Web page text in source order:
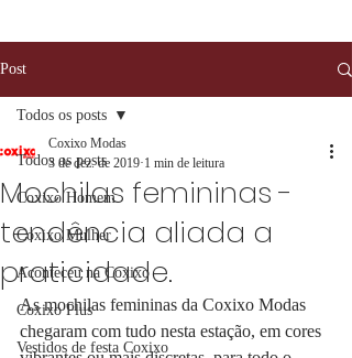
Post
Todos os posts
Coxixo Homem
Coxixo Mulher
Aconteceu na Coxixo
Coxixo Plus
Vestidos de festa Coxixo
Todos os posts
Mochilas femininas -
tendência aliada a
praticidade.
Coxixo Modas
3 de dez. de 2019 1 min de leitura
As mochilas femininas da Coxixo Modas
chegaram com tudo nesta estação, em cores